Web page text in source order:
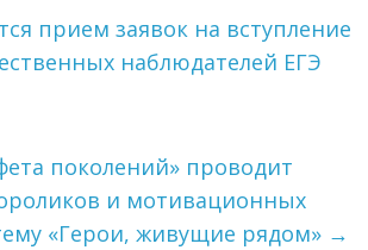
прием заявок на вступление
наблюдателей ЕГЭ
поколений» проводит
и мотивационных
«Герои, живущие рядом» →